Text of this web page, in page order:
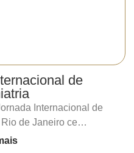
de
Internacional de
de Janeiro ce…